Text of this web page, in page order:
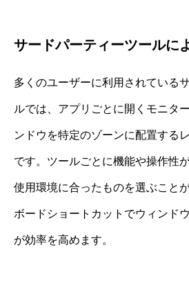
サードパーティーツールに
多くのユーザーに利用されている
ルでは、アプリごとに開くモニタ
ンドウを特定のゾーンに配置する
です。ツールごとに機能や操作性
使用環境に合ったものを選ぶこと
ボードショートカットでウィンド
が効率を高めます。